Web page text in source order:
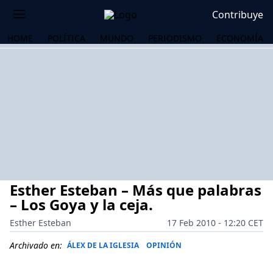
Contribuye
HOME POLÍTICA MUNDO PERIODISMO ECONOMÍA
Esther Esteban – Más que palabras
– Los Goya y la ceja.
Esther Esteban
17 Feb 2010 - 12:20 CET
Archivado en: ÁLEX DE LA IGLESIA OPINIÓN